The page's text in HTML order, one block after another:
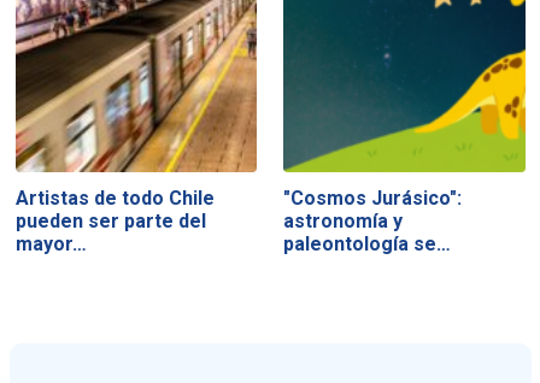
Artistas de todo Chile
pueden ser parte del
mayor…
"Cosmos Jurásico":
astronomía y
paleontología se…